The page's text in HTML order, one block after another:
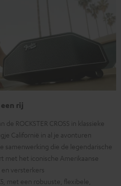
rij
ROCKSTER CROSS in klassieke
Californië in al je avonturen
samenwerking die de legendarische
met het iconische Amerikaanse
versterkers
met een robuuste, flexibele,